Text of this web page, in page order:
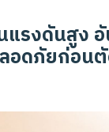
รงดันสูง อั
อดภัยก่อน